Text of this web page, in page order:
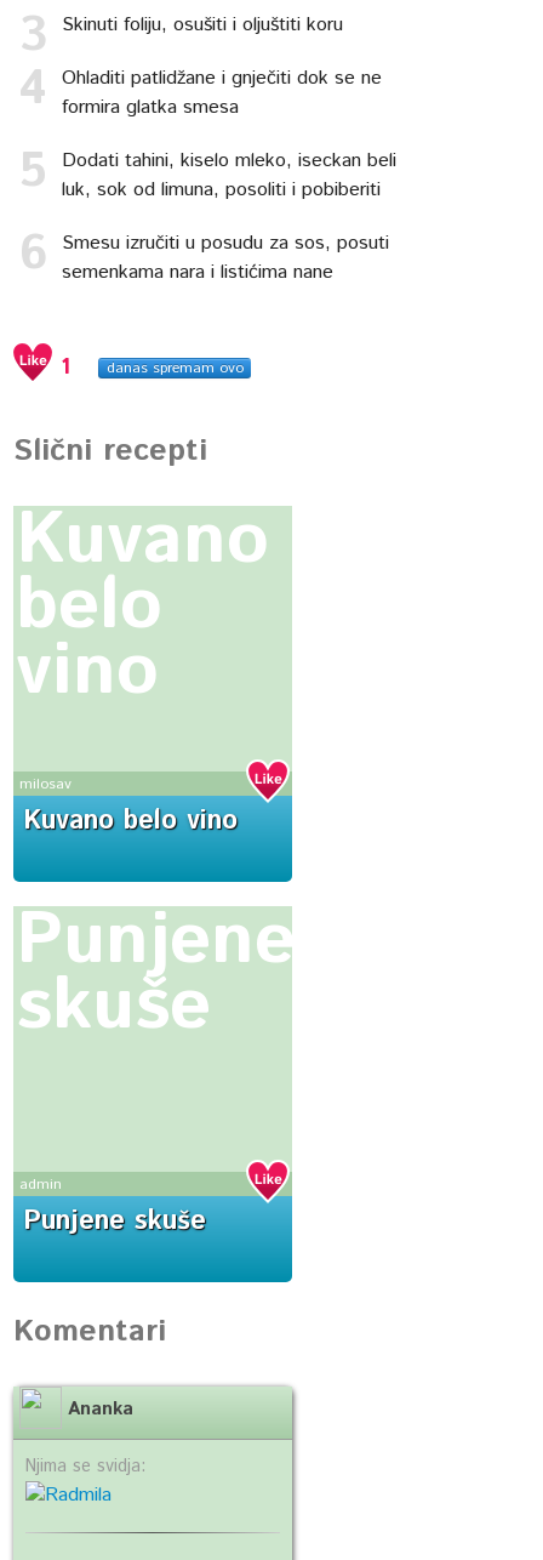
Skinuti foliju, osušiti i oljuštiti koru
Ohladiti patlidžane i gnječiti dok se ne
formira glatka smesa
Dodati tahini, kiselo mleko, iseckan beli
luk, sok od limuna, posoliti i pobiberiti
Smesu izručiti u posudu za sos, posuti
semenkama nara i listićima nane
1 danas spremam ovo
Slični recepti
Kuvano
belo
vino
milosav
Kuvano belo vino
Punjene
skuše
admin
Punjene skuše
Komentari
Ananka
Njima se svidja: